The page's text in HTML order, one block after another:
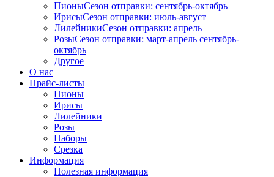
ПионыСезон отправки: сентябрь-октябрь
ИрисыСезон отправки: июль-август
ЛилейникиСезон отправки: апрель
РозыСезон отправки: март-апрель сентябрь-
октябрь
Другое
О нас
Прайс-листы
Пионы
Ирисы
Лилейники
Розы
Наборы
Срезка
Информация
Полезная информация